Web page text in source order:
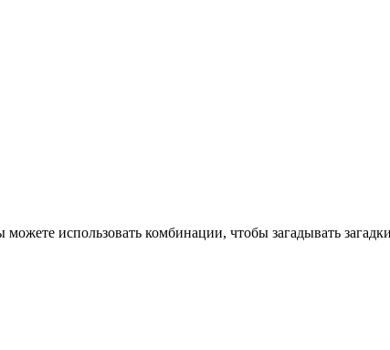
использовать комбинации, чтобы загадывать